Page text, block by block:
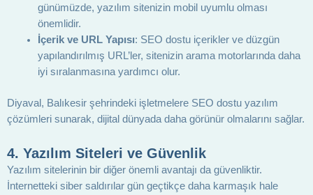
günümüzde, yazılım sitenizin mobil uyumlu olması
önemlidir.
İçerik ve URL Yapısı: SEO dostu içerikler ve düzgün
yapılandırılmış URL’ler, sitenizin arama motorlarında daha
iyi sıralanmasına yardımcı olur.
Diyaval, Balıkesir şehrindeki işletmelere SEO dostu yazılım
çözümleri sunarak, dijital dünyada daha görünür olmalarını sağlar.
4. Yazılım Siteleri ve Güvenlik
Yazılım sitelerinin bir diğer önemli avantajı da güvenliktir.
İnternetteki siber saldırılar gün geçtikçe daha karmaşık hale